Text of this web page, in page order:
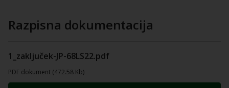
Razpisna dokumentacija
1_zaključek-JP-68LS22.pdf
PDF dokument (472.58 Kb)